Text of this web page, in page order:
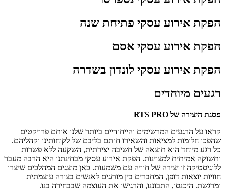
הפקת אירוע עסקי פתיחת שנה
הפקת אירוע עסקי אסם
הפקת אירוע עסקי לונדון בשדרה
רגעים מיוחדים
פסגת היצירה של RTS PRO
קראו על הרגעים המרשימים והייחודיים ביותר שלנו אותם פרויקטים
שהפכו חלומות למציאות והשאירו חותם בליבם של לקוחותינו וקהליהם.
כל רגע מיוחד הוא תוצאה של חשיבה יצירתית, השקעה ללא פשרות
ותשוקה אמיתית למצוינות. הפקת אירוע עסקי מבחינתנו היא הרבה מעבר
ללוגיסטיקה זו יצירה של חוויה עם משמעות. כאן מוצגים המהלכים שיצרו
חוויות יוצאות דופן, המחברים בין מותגים לאנשים בצורה עוצמתית
ומרגשת. היכנסו, התבוננו, והרגישו את העוצמה שבבחירה בנו.